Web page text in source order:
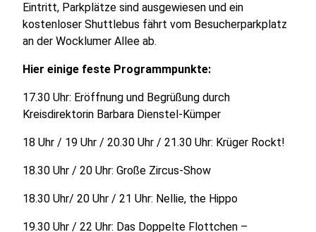
Eintritt, Parkplätze sind ausgewiesen und ein
kostenloser Shuttlebus fährt vom Besucherparkplatz
an der Wocklumer Allee ab.
Hier einige feste Programmpunkte:
17.30 Uhr: Eröffnung und Begrüßung durch
Kreisdirektorin Barbara Dienstel-Kümper
18 Uhr / 19 Uhr / 20.30 Uhr / 21.30 Uhr: Krüger Rockt!
18.30 Uhr / 20 Uhr: Große Zircus-Show
18.30 Uhr/ 20 Uhr / 21 Uhr: Nellie, the Hippo
19.30 Uhr / 22 Uhr: Das Doppelte Flottchen –